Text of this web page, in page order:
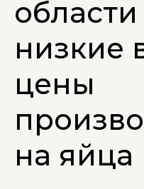
низкие
цены
на